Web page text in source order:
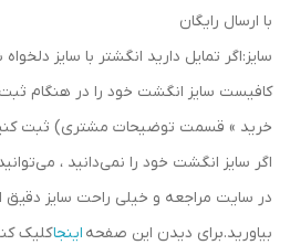
با ارسال رایگان
سایز:اگر تمایل دارید انگشتر با سایز
کافیست سایز انگشت خود را در هنگام
خرید » قسمت توضیحات مشتری) ثبت
اگر سایز انگشت خود را نمی‌دانید ،
در سایت مراجعه و خیلی راحت سایز دقیق
بیاورید.برای دیدن این صفحه اینجاکلیک